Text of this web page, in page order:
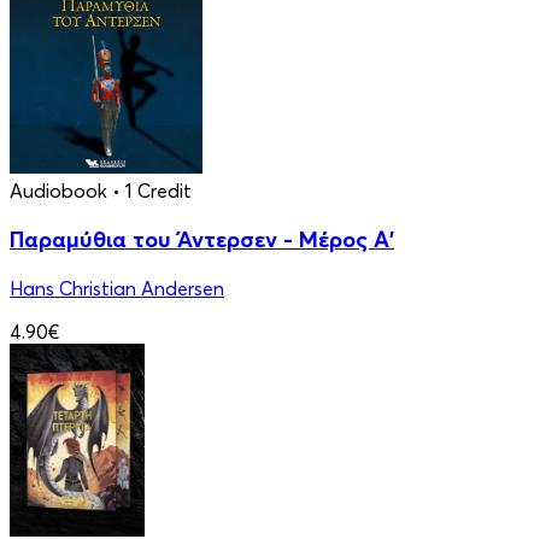
Audiobook • 1 Credit
Παραμύθια του Άντερσεν - Μέρος Α'
Hans Christian Andersen
4.90€